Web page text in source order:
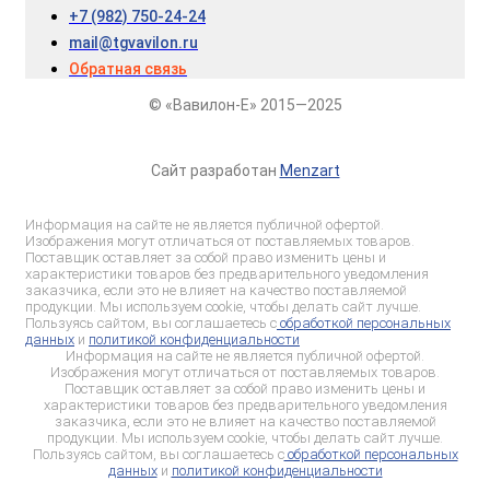
+7 (982) 750-24-24
mail@tgvavilon.ru
Обратная связь
© «Вавилон-Е» 2015—2025
Сайт разработан Menzart
Информация на сайте не является публичной офертой.
Изображения могут отличаться от поставляемых товаров.
Поставщик оставляет за собой право изменить цены и
характеристики товаров без предварительного уведомления
заказчика, если это не влияет на качество поставляемой
продукции. Мы используем cookie, чтобы делать сайт лучше.
Пользуясь сайтом, вы соглашаетесь с обработкой персональных
данных и политикой конфиденциальности
Информация на сайте не является публичной офертой.
Изображения могут отличаться от поставляемых товаров.
Поставщик оставляет за собой право изменить цены и
характеристики товаров без предварительного уведомления
заказчика, если это не влияет на качество поставляемой
продукции. Мы используем cookie, чтобы делать сайт лучше.
Пользуясь сайтом, вы соглашаетесь собработкой персональных
данныхи политикой конфиденциальности